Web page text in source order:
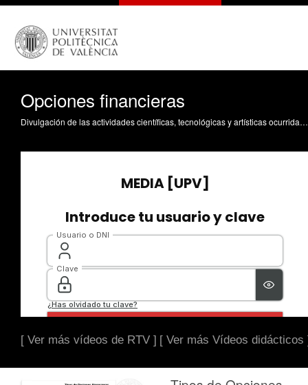
Opciones financieras
Divulgación de las actividades científicas, tecnológicas y artísticas ocurridas en los tres campus de la UPV
[ Ver más vídeos de RTV ] [ Ver más Vídeos didácticos